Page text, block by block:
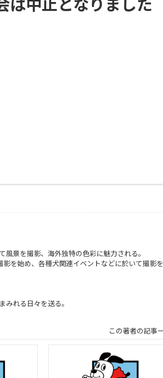
は中止となりました
景を撮影、海外独特の色彩に魅力される。
を始め、各種犬関連イベントなどに於いて撮影
みれる日々を送る。
この著者の記事